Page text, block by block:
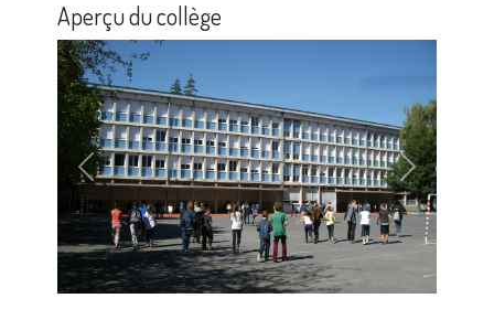
Aperçu du collège
Précédent Suivant